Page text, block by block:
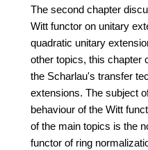
The second chapter
Witt functor on unitary
quadratic unitary
other topics, this chapter
the Scharlau's transfer
extensions. The subject
behaviour of the Witt
of the main topics is the
functor of ring